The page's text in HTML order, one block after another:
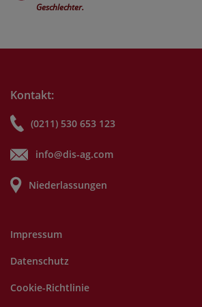
Geschlechter.
Kontakt:
(0211) 530 653 123
info@dis-ag.com
Niederlassungen
Impressum
Datenschutz
Cookie-Richtlinie